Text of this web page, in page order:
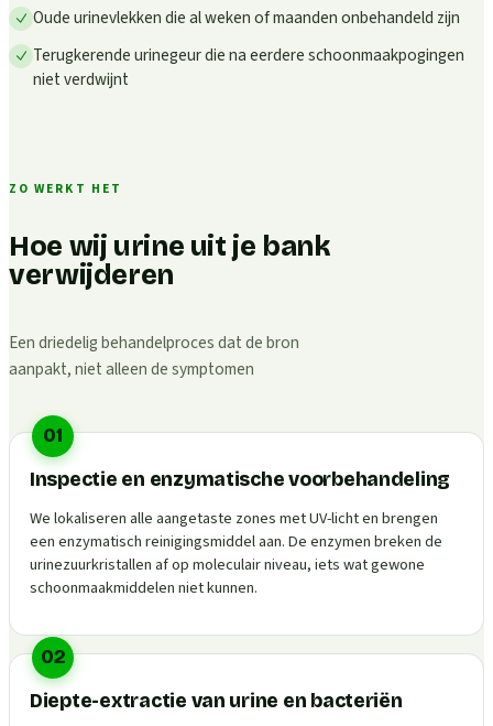
Oude urinevlekken die al weken of maanden onbehandeld zijn
Terugkerende urinegeur die na eerdere schoonmaakpogingen
niet verdwijnt
ZO WERKT HET
Hoe wij urine uit je bank
verwijderen
Een driedelig behandelproces dat de bron
aanpakt, niet alleen de symptomen
01
Inspectie en enzymatische voorbehandeling
We lokaliseren alle aangetaste zones met UV-licht en brengen
een enzymatisch reinigingsmiddel aan. De enzymen breken de
urinezuurkristallen af op moleculair niveau, iets wat gewone
schoonmaakmiddelen niet kunnen.
02
Diepte-extractie van urine en bacteriën